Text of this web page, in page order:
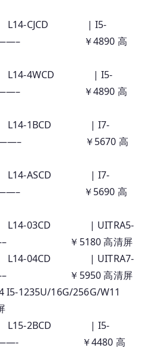
CJCD | I5-
￥4890 高
4WCD | I5-
￥4890 高
1BCD | I7-
￥5670 高
ASCD | I7-
￥5690 高
03CD | UITRA5-
￥5180 高清屏
04CD | UITRA7-
￥5950 高清屏
I5-1235U/16G/256G/W11
2BCD | I5-
￥4480 高